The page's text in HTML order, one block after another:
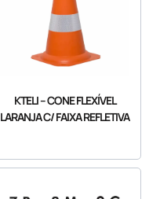
KTELI – CONE FLEXÍVEL
LARANJA C/ FAIXA REFLETIVA